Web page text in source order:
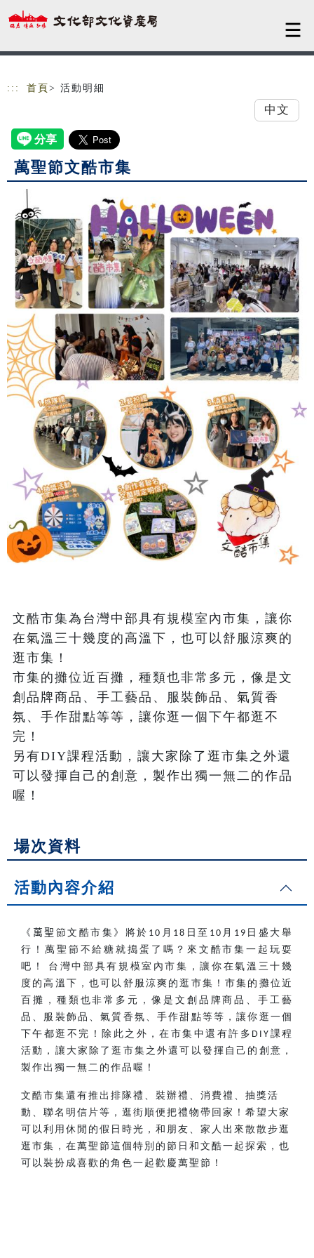
跳到主要內容
網站導覽
::: 首頁 > 活動明細
中文
萬聖節文酷市集
文酷市集為台灣中部具有規模室內市集，讓你
在氣溫三十幾度的高溫下，也可以舒服涼爽的
逛市集！
市集的攤位近百攤，種類也非常多元，像是文
創品牌商品、手工藝品、服裝飾品、氣質香
氛、手作甜點等等，讓你逛一個下午都逛不
完！
另有DIY課程活動，讓大家除了逛市集之外還
可以發揮自己的創意，製作出獨一無二的作品
喔！
場次資料
活動內容介紹
《 萬聖 節文酷市集》將於 10 月 18 日至 10 月 19 日盛大舉
行！萬聖節不給糖就搗蛋了嗎？來文酷市集一起玩耍
吧！
台灣中部具有規模室內市集，讓你在氣溫三十幾
度的高溫下，也可以舒服涼爽的逛市集！市集的攤位近
百攤，種類也非常多元，像是文創品牌商品、手工藝
品、服裝飾品、氣質香氛、手作甜點等等，讓你逛一個
下午都逛不完！除此之外，在市集中還有許多 DIY 課程
活動，讓大家除了逛市集之外還可以發揮自己的創意，
製作出獨一無二的作品喔！
文酷市集還有推出排隊禮、裝辦禮、消費禮、抽獎活
動、聯名明信片等，逛街順便把禮物帶回家！希望大家
可以利用休閒的假日時光，和朋友、家人出來散散步逛
逛市集，在萬聖節這個特別的節日和文酷一起探索，也
可以裝扮成喜歡的角色一起歡慶萬聖節！